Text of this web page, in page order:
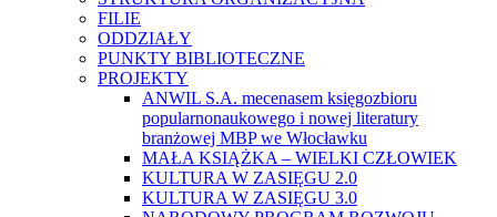
FILIE
ODDZIAŁY
PUNKTY BIBLIOTECZNE
PROJEKTY
ANWIL S.A. mecenasem księgozbioru
popularnonaukowego i nowej literatury
branżowej MBP we Włocławku
MAŁA KSIĄŻKA – WIELKI CZŁOWIEK
KULTURA W ZASIĘGU 2.0
KULTURA W ZASIĘGU 3.0